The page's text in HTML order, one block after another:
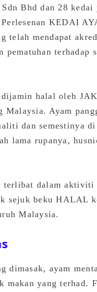
Bhd dan 28
KEDAI
telah mendapat
pematuhan
halal oleh
Malaysia. Ayam
dan semestinya
lama rupanya,
terlibat dalam aktiviti
sejuk beku HALAL
Malaysia.
dimasak, ayam
makan yang terhad.